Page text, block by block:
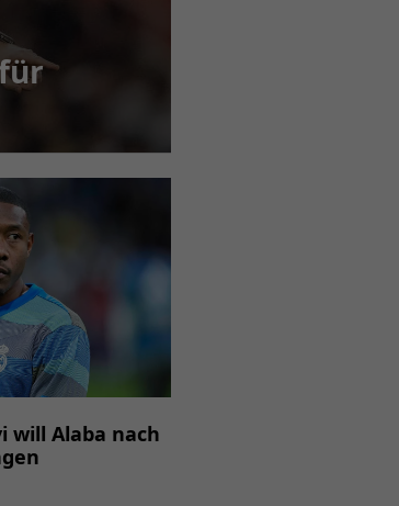
will Alaba nach